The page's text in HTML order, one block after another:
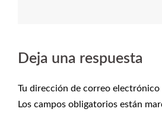
Deja una respuesta
Tu dirección de correo electrónico
Los campos obligatorios están